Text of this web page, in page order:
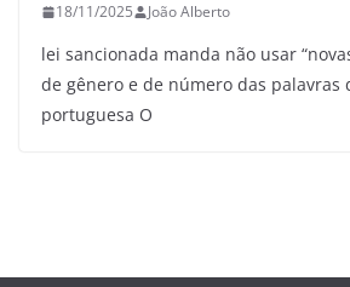
18/11/2025 João Alberto
lei sancionada manda não usar
de gênero e de número das palavras
portuguesa O